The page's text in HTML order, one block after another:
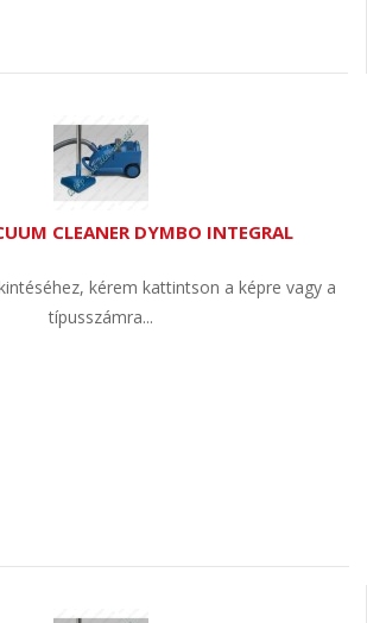
CLEANER DYMBO INTEGRAL
kérem kattintson a képre vagy a
típusszámra...